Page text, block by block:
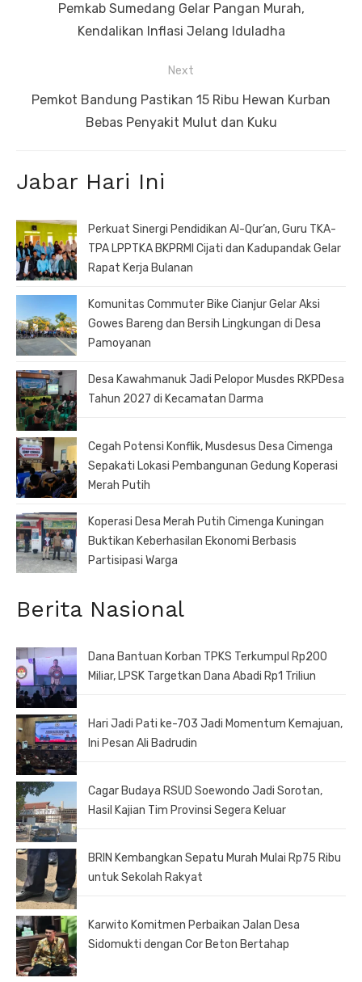
PreviousPemkab Sumedang Gelar Pangan Murah,
Kendalikan Inflasi Jelang Iduladha
Next
Next
Pemkot Bandung Pastikan 15 Ribu Hewan Kurban
Bebas Penyakit Mulut dan Kuku
Jabar Hari Ini
Perkuat Sinergi Pendidikan Al-Qur’an, Guru TKA-
TPA LPPTKA BKPRMI Cijati dan Kadupandak Gelar
Rapat Kerja Bulanan
Komunitas Commuter Bike Cianjur Gelar Aksi
Gowes Bareng dan Bersih Lingkungan di Desa
Pamoyanan
Desa Kawahmanuk Jadi Pelopor Musdes RKPDesa
Tahun 2027 di Kecamatan Darma
Cegah Potensi Konflik, Musdesus Desa Cimenga
Sepakati Lokasi Pembangunan Gedung Koperasi
Merah Putih
Koperasi Desa Merah Putih Cimenga Kuningan
Buktikan Keberhasilan Ekonomi Berbasis
Partisipasi Warga
Berita Nasional
Dana Bantuan Korban TPKS Terkumpul Rp200
Miliar, LPSK Targetkan Dana Abadi Rp1 Triliun
Hari Jadi Pati ke-703 Jadi Momentum Kemajuan,
Ini Pesan Ali Badrudin
Cagar Budaya RSUD Soewondo Jadi Sorotan,
Hasil Kajian Tim Provinsi Segera Keluar
BRIN Kembangkan Sepatu Murah Mulai Rp75 Ribu
untuk Sekolah Rakyat
Karwito Komitmen Perbaikan Jalan Desa
Sidomukti dengan Cor Beton Bertahap